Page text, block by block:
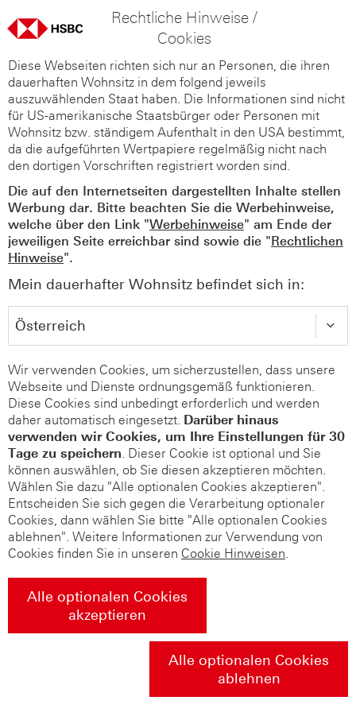
Rechtliche Hinweise /
Cookies
Diese Webseiten richten sich nur an Personen, die ihren
dauerhaften Wohnsitz in dem folgend jeweils
auszuwählenden Staat haben. Die Informationen sind nicht
für US-amerikanische Staatsbürger oder Personen mit
Wohnsitz bzw. ständigem Aufenthalt in den USA bestimmt,
da die aufgeführten Wertpapiere regelmäßig nicht nach
den dortigen Vorschriften registriert worden sind.
Die auf den Internetseiten dargestellten Inhalte stellen
Werbung dar. Bitte beachten Sie die Werbehinweise,
welche über den Link "Werbehinweise" am Ende der
jeweiligen Seite erreichbar sind sowie die "Rechtlichen
Hinweise".
Mein dauerhafter Wohnsitz befindet sich in:
Wir verwenden Cookies, um sicherzustellen, dass unsere
Webseite und Dienste ordnungsgemäß funktionieren.
Diese Cookies sind unbedingt erforderlich und werden
daher automatisch eingesetzt. Darüber hinaus
verwenden wir Cookies, um Ihre Einstellungen für 30
Tage zu speichern. Dieser Cookie ist optional und Sie
können auswählen, ob Sie diesen akzeptieren möchten.
Wählen Sie dazu "Alle optionalen Cookies akzeptieren".
Entscheiden Sie sich gegen die Verarbeitung optionaler
Cookies, dann wählen Sie bitte "Alle optionalen Cookies
ablehnen". Weitere Informationen zur Verwendung von
Cookies finden Sie in unseren Cookie Hinweisen.
Alle optionalen Cookies
akzeptieren
Alle optionalen Cookies
ablehnen